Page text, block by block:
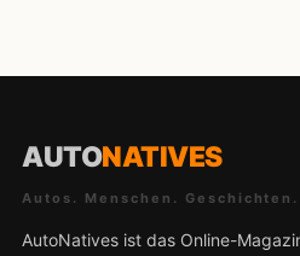
AUTONATIVES
Autos. Menschen. Geschichten.
AutoNatives ist das Online-